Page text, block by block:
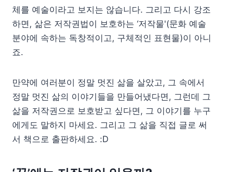
체를 예술이라고 보지는 않습니다. 그리고 다시 강조
하면, 삶은 저작권법이 보호하는 ‘저작물'(문화 예술
분야에 속하는 독창적이고, 구체적인 표현물)이 아니
죠.
만약에 여러분이 정말 멋진 삶을 살았고, 그 속에서
정말 멋진 삶의 이야기들을 만들어냈다면, 그런데 그
삶을 저작권으로 보호받고 싶다면, 그 이야기를 누구
에게도 말하지 마세요. 그리고 그 삶을 직접 글로 써
서 책으로 출판하세요. :D